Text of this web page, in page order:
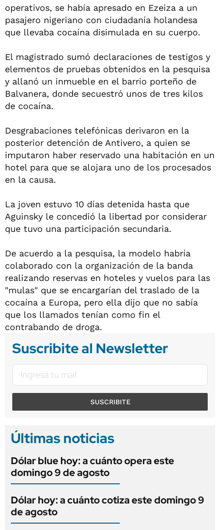
operativos, se había apresado en Ezeiza a un
pasajero nigeriano con ciudadanía holandesa
que llevaba cocaína disimulada en su cuerpo.
El magistrado sumó declaraciones de testigos y
elementos de pruebas obtenidos en la pesquisa
y allanó un inmueble en el barrio porteño de
Balvanera, donde secuestró unos de tres kilos
de cocaína.
Desgrabaciones telefónicas derivaron en la
posterior detención de Antivero, a quien se
imputaron haber reservado una habitación en un
hotel para que se alojara uno de los procesados
en la causa.
La joven estuvo 10 días detenida hasta que
Aguinsky le concedió la libertad por considerar
que tuvo una participación secundaria.
De acuerdo a la pesquisa, la modelo habría
colaborado con la organización de la banda
realizando reservas en hoteles y vuelos para las
"mulas" que se encargarían del traslado de la
cocaína a Europa, pero ella dijo que no sabía
que los llamados tenían como fin el
contrabando de droga.
Suscribite al Newsletter
SUSCRIBITE
Últimas noticias
Dólar blue hoy: a cuánto opera este
domingo 9 de agosto
Dólar hoy: a cuánto cotiza este domingo 9
de agosto